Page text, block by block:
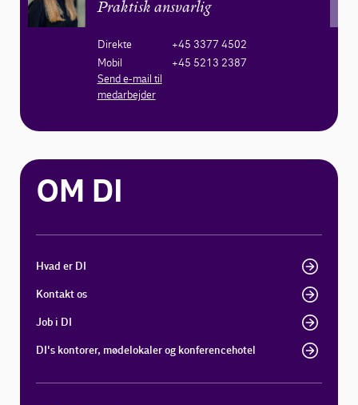
Praktisk ansvarlig
Direkte
+45 3377 4502
Mobil
+45 5213 2387
Send e-mail til
medarbejder
OM DI
Hvad er DI
Kontakt os
Job i DI
DI's kontorer, mødelokaler og konferencehotel